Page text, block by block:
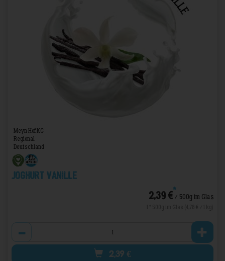
Meyn Hof KG
Regional
Deutschland
Joghurt Vanille
2,39 €*/ 500g im Glas
2,39 €